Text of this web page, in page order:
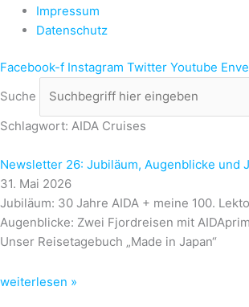
Impressum
Datenschutz
Facebook-f Instagram Twitter Youtube
Suche
Schlagwort: AIDA Cruises
Newsletter 26: Jubiläum, Augenblicke und
31. Mai 2026
Jubiläum: 30 Jahre AIDA + meine 100.
Augenblicke: Zwei Fjordreisen mit
Unser Reisetagebuch „Made in Japan“
weiterlesen »